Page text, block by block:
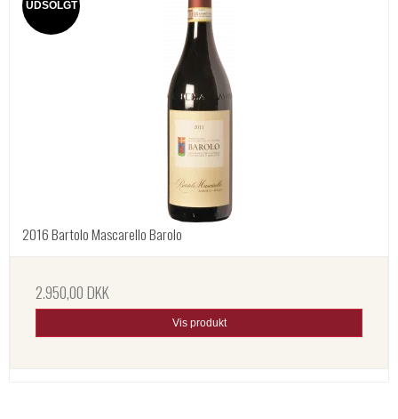
UDSOLGT
2016 Bartolo Mascarello Barolo
2.950,00 DKK
Vis produkt